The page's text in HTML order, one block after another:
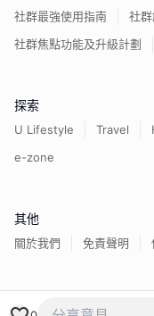
社群最強使用指南
社
社群焦點功能及升級計劃
探索
U Lifestyle Travel
e-zone
其他
關於我們 免責聲明
香港經濟日報版權所有©